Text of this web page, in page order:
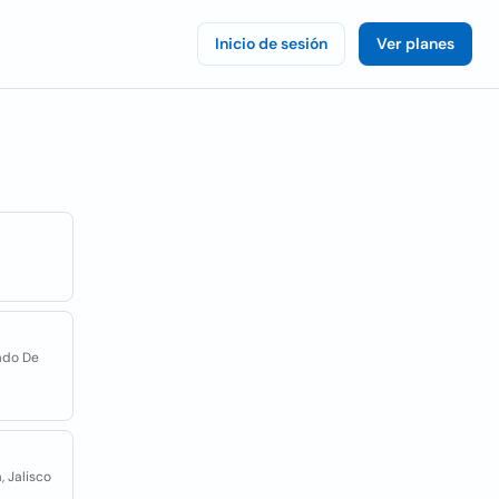
Inicio de sesión Ver planes
De
Jalisco